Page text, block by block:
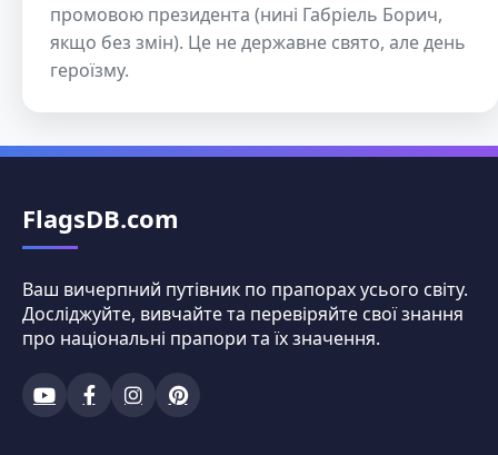
промовою президента (нині Габріель Борич,
якщо без змін). Це не державне свято, але день
героїзму.
FlagsDB.com
Ваш вичерпний путівник по прапорах усього світу.
Досліджуйте, вивчайте та перевіряйте свої знання
про національні прапори та їх значення.